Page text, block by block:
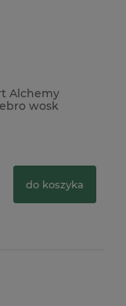
Alchemy
wosk
do koszyka